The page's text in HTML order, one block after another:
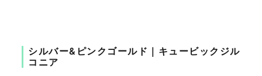
シルバー&ピンクゴールド｜キュービックジル
コニア